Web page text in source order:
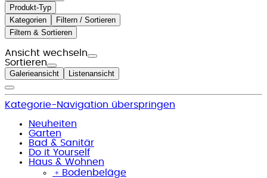
Produkt-Typ
Kategorien
Filtern / Sortieren
Filtern & Sortieren
Ansicht wechseln
Sortieren
Galerieansicht Listenansicht
Kategorie-Navigation überspringen
Neuheiten
Garten
Bad & Sanitär
Do it Yourself
Haus & Wohnen
﹢ Bodenbeläge